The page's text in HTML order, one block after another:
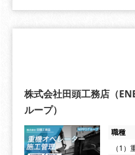
株式会社田頭工務店（
ループ）
職種
（1